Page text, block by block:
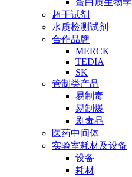
蛋白质生物学
超干试剂
水质检测试剂
合作品牌
MERCK
TEDIA
SK
管制类产品
易制毒
易制爆
剧毒品
医药中间体
实验室耗材及设备
设备
耗材